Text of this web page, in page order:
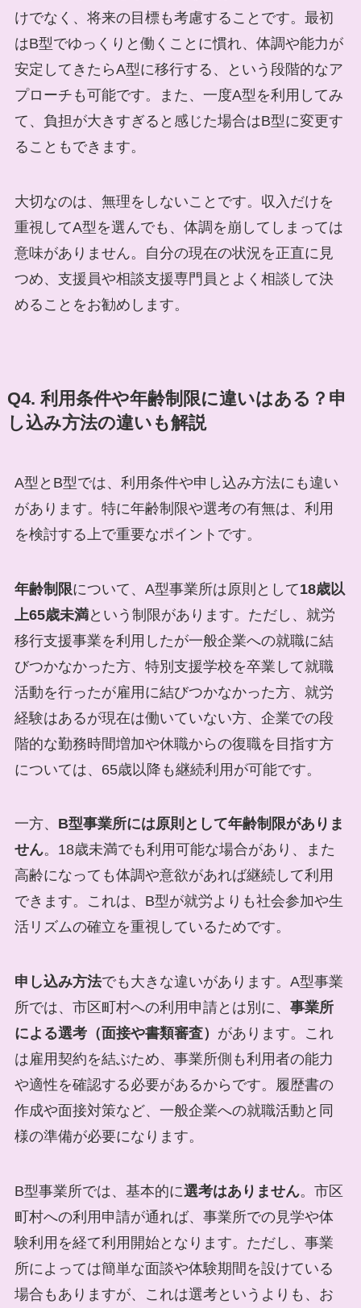
けでなく、将来の目標も考慮することです。最初
はB型でゆっくりと働くことに慣れ、体調や能力が
安定してきたらA型に移行する、という段階的なア
プローチも可能です。また、一度A型を利用してみ
て、負担が大きすぎると感じた場合はB型に変更す
ることもできます。
大切なのは、無理をしないことです。収入だけを
重視してA型を選んでも、体調を崩してしまっては
意味がありません。自分の現在の状況を正直に見
つめ、支援員や相談支援専門員とよく相談して決
めることをお勧めします。
Q4. 利用条件や年齢制限に違いはある？申
し込み方法の違いも解説
A型とB型では、利用条件や申し込み方法にも違い
があります。特に年齢制限や選考の有無は、利用
を検討する上で重要なポイントです。
年齢制限について、A型事業所は原則として18歳以
上65歳未満という制限があります。ただし、就労
移行支援事業を利用したが一般企業への就職に結
びつかなかった方、特別支援学校を卒業して就職
活動を行ったが雇用に結びつかなかった方、就労
経験はあるが現在は働いていない方、企業での段
階的な勤務時間増加や休職からの復職を目指す方
については、65歳以降も継続利用が可能です。
一方、 B型事業所には原則として年齢制限がありま
せん。18歳未満でも利用可能な場合があり、また
高齢になっても体調や意欲があれば継続して利用
できます。これは、B型が就労よりも社会参加や生
活リズムの確立を重視しているためです。
申し込み方法でも大きな違いがあります。A型事業
所では、市区町村への利用申請とは別に、 事業所
による選考（面接や書類審査） があります。これ
は雇用契約を結ぶため、事業所側も利用者の能力
や適性を確認する必要があるからです。履歴書の
作成や面接対策など、一般企業への就職活動と同
様の準備が必要になります。
B型事業所では、基本的に選考はありません。市区
町村への利用申請が通れば、事業所での見学や体
験利用を経て利用開始となります。ただし、事業
所によっては簡単な面談や体験期間を設けている
場合もありますが、これは選考というよりも、お